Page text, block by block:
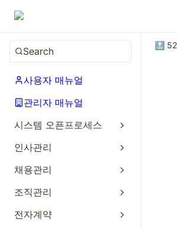
Search
사용자 매뉴얼
관리자 매뉴얼
시스템 오픈프로세스
인사관리
채용관리
조직관리
전자계약
🔝